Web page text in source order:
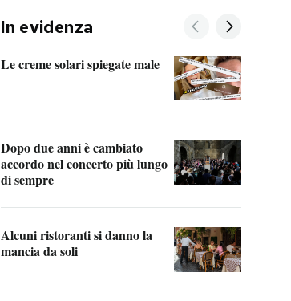
In evidenza
Le creme solari spiegate male
Dopo due anni è cambiato
accordo nel concerto più lungo
di sempre
Alcuni ristoranti si danno la
mancia da soli